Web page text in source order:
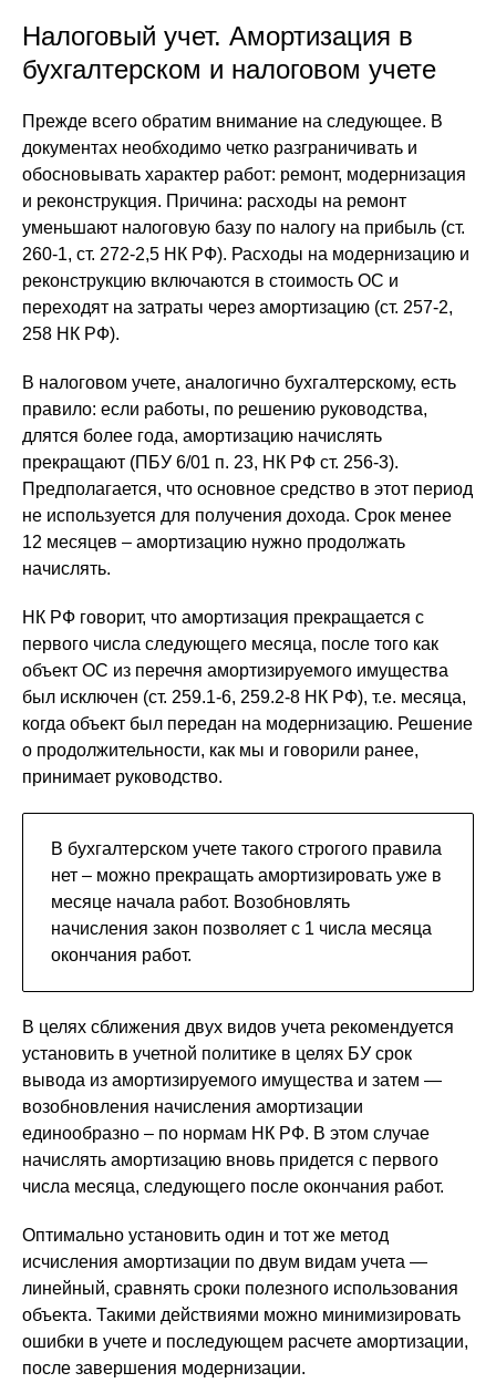
Налоговый учет. Амортизация в
бухгалтерском и налоговом учете
Прежде всего обратим внимание на следующее. В
документах необходимо четко разграничивать и
обосновывать характер работ: ремонт, модернизация
и реконструкция. Причина: расходы на ремонт
уменьшают налоговую базу по налогу на прибыль (ст.
260-1, ст. 272-2,5 НК РФ). Расходы на модернизацию и
реконструкцию включаются в стоимость ОС и
переходят на затраты через амортизацию (ст. 257-2,
258 НК РФ).
В налоговом учете, аналогично бухгалтерскому, есть
правило: если работы, по решению руководства,
длятся более года, амортизацию начислять
прекращают (ПБУ 6/01 п. 23, НК РФ ст. 256-3).
Предполагается, что основное средство в этот период
не используется для получения дохода. Срок менее
12 месяцев – амортизацию нужно продолжать
начислять.
НК РФ говорит, что амортизация прекращается с
первого числа следующего месяца, после того как
объект ОС из перечня амортизируемого имущества
был исключен (ст. 259.1-6, 259.2-8 НК РФ), т.е. месяца,
когда объект был передан на модернизацию. Решение
о продолжительности, как мы и говорили ранее,
принимает руководство.
В бухгалтерском учете такого строгого правила
нет – можно прекращать амортизировать уже в
месяце начала работ. Возобновлять
начисления закон позволяет с 1 числа месяца
окончания работ.
В целях сближения двух видов учета рекомендуется
установить в учетной политике в целях БУ срок
вывода из амортизируемого имущества и затем —
возобновления начисления амортизации
единообразно – по нормам НК РФ. В этом случае
начислять амортизацию вновь придется с первого
числа месяца, следующего после окончания работ.
Оптимально установить один и тот же метод
исчисления амортизации по двум видам учета —
линейный, сравнять сроки полезного использования
объекта. Такими действиями можно минимизировать
ошибки в учете и последующем расчете амортизации,
после завершения модернизации.